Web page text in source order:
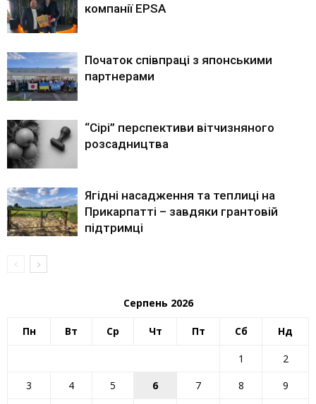
компанії EPSA
Початок співпраці з японськими
партнерами
“Сірі” перспективи вітчизняного
розсадництва
Ягідні насадження та теплиці на
Прикарпатті – завдяки грантовій
підтримці
Серпень 2026
Пн Вт Ср Чт Пт Сб Нд
1
2
3
4 5 6 7 8
9